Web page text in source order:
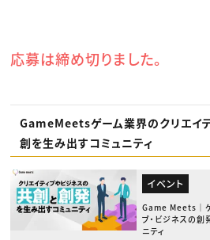
応募は締め切りました。
GameMeetsゲーム業界のクリエイ
創を生み出すコミュニティ
イベント
Game Meets｜
ブ・ビジネスの創
ニティ